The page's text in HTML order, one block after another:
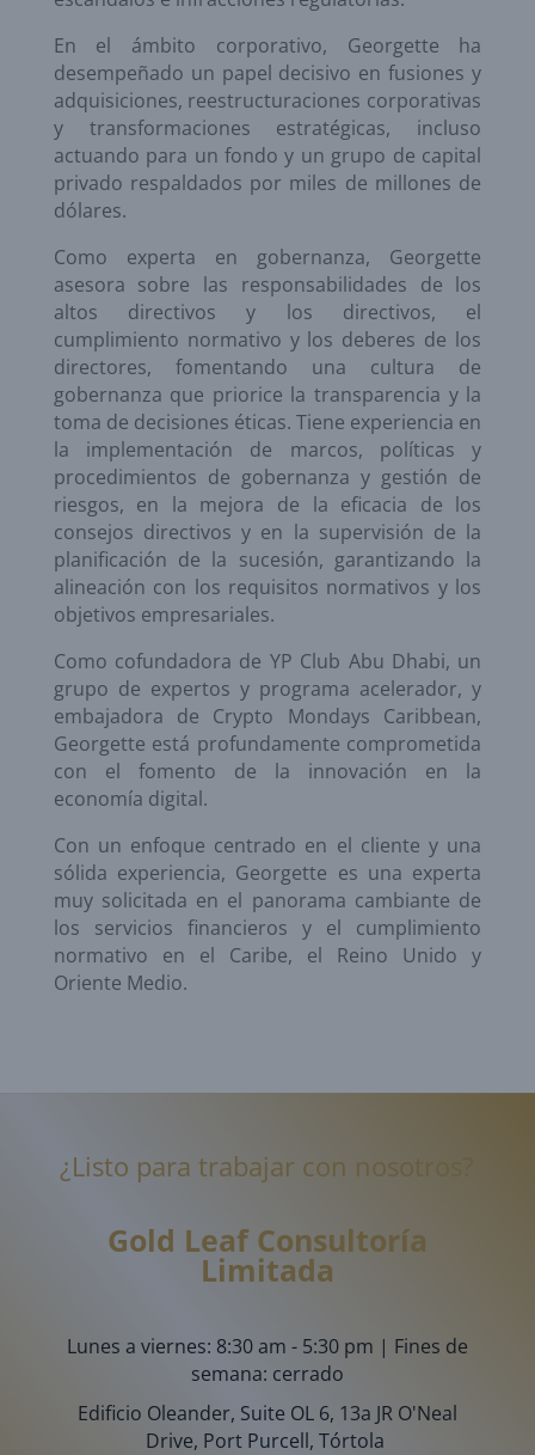
En el ámbito corporativo, Georgette ha
desempeñado un papel decisivo en fusiones y
adquisiciones, reestructuraciones corporativas
y transformaciones estratégicas, incluso
actuando para un fondo y un grupo de capital
privado respaldados por miles de millones de
dólares.
Como experta en gobernanza, Georgette
asesora sobre las responsabilidades de los
altos directivos y los directivos, el
cumplimiento normativo y los deberes de los
directores, fomentando una cultura de
gobernanza que priorice la transparencia y la
toma de decisiones éticas. Tiene experiencia en
la implementación de marcos, políticas y
procedimientos de gobernanza y gestión de
riesgos, en la mejora de la eficacia de los
consejos directivos y en la supervisión de la
planificación de la sucesión, garantizando la
alineación con los requisitos normativos y los
objetivos empresariales.
Como cofundadora de YP Club Abu Dhabi, un
grupo de expertos y programa acelerador, y
embajadora de Crypto Mondays Caribbean,
Georgette está profundamente comprometida
con el fomento de la innovación en la
economía digital.
Con un enfoque centrado en el cliente y una
sólida experiencia, Georgette es una experta
muy solicitada en el panorama cambiante de
los servicios financieros y el cumplimiento
normativo en el Caribe, el Reino Unido y
Oriente Medio.
¿Listo para trabajar con nosotros?
Gold LeafConsultoría
Limitada
Lunes a viernes: 8:30 am - 5:30 pm | Fines de
semana: cerrado
Edificio Oleander, Suite OL 6, 13a JR O'Neal
Drive, Port Purcell, Tórtola